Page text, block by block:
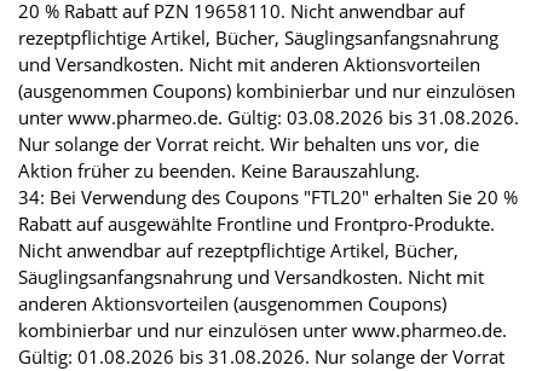
20 % Rabatt auf PZN 19658110. Nicht anwendbar auf
rezeptpflichtige Artikel, Bücher, Säuglingsanfangsnahrung
und Versandkosten. Nicht mit anderen Aktionsvorteilen
(ausgenommen Coupons) kombinierbar und nur einzulösen
unter www.pharmeo.de. Gültig: 03.08.2026 bis 31.08.2026.
Nur solange der Vorrat reicht. Wir behalten uns vor, die
Aktion früher zu beenden. Keine Barauszahlung.
34: Bei Verwendung des Coupons "FTL20" erhalten Sie 20 %
Rabatt auf ausgewählte Frontline und Frontpro-Produkte.
Nicht anwendbar auf rezeptpflichtige Artikel, Bücher,
Säuglingsanfangsnahrung und Versandkosten. Nicht mit
anderen Aktionsvorteilen (ausgenommen Coupons)
kombinierbar und nur einzulösen unter www.pharmeo.de.
Gültig: 01.08.2026 bis 31.08.2026. Nur solange der Vorrat